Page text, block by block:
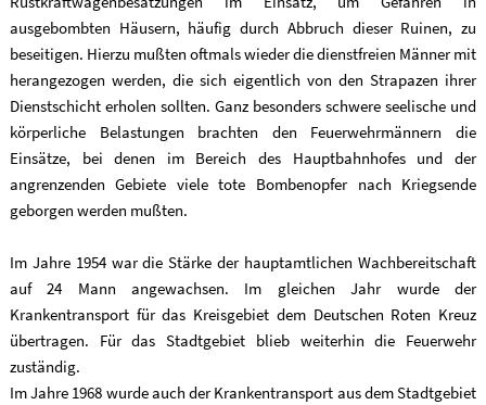
ausgebombten Häusern, häufig durch Abbruch dieser Ruinen, zu
beseitigen. Hierzu mußten oftmals wieder die dienstfreien Männer mit
herangezogen werden, die sich eigentlich von den Strapazen ihrer
Dienstschicht erholen sollten. Ganz besonders schwere seelische und
körperliche Belastungen brachten den Feuerwehrmännern die
Einsätze, bei denen im Bereich des Hauptbahnhofes und der
angrenzenden Gebiete viele tote Bombenopfer nach Kriegsende
geborgen werden mußten.
Im Jahre 1954 war die Stärke der hauptamtlichen Wachbereitschaft
auf 24 Mann angewachsen. Im gleichen Jahr wurde der
Krankentransport für das Kreisgebiet dem Deutschen Roten Kreuz
übertragen. Für das Stadtgebiet blieb weiterhin die Feuerwehr
zuständig.
Im Jahre 1968 wurde auch der Krankentransport aus dem Stadtgebiet